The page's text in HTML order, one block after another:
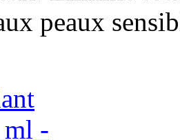
peaux